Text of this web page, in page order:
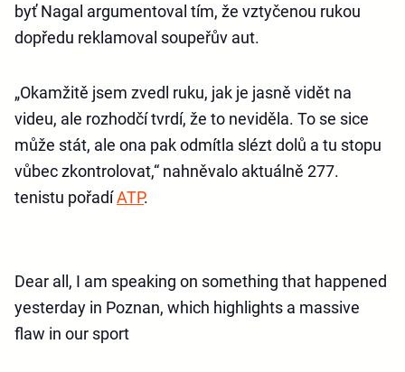
byť Nagal argumentoval tím, že vztyčenou rukou
dopředu reklamoval soupeřův aut.
„Okamžitě jsem zvedl ruku, jak je jasně vidět na
videu, ale rozhodčí tvrdí, že to neviděla. To se sice
může stát, ale ona pak odmítla slézt dolů a tu stopu
vůbec zkontrolovat,“ nahněvalo aktuálně 277.
tenistu pořadíATP.
Dear all, I am speaking on something that happened
yesterday in Poznan, which highlights a massive
flaw in our sport